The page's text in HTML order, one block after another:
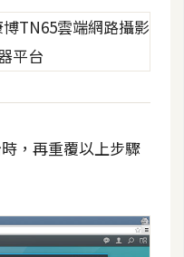
，再重覆以上步驟